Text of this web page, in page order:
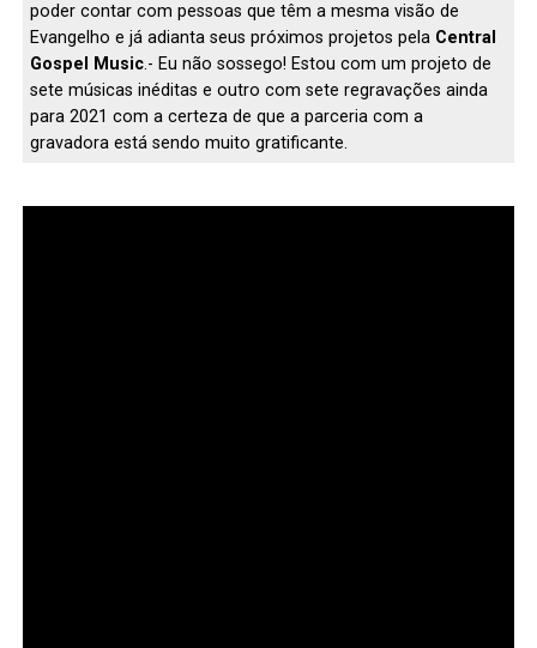
poder contar com pessoas que têm a mesma visão de
Evangelho e já adianta seus próximos projetos pela Central
Gospel Music.- Eu não sossego! Estou com um projeto de
sete músicas inéditas e outro com sete regravações ainda
para 2021 com a certeza de que a parceria com a
gravadora está sendo muito gratificante.